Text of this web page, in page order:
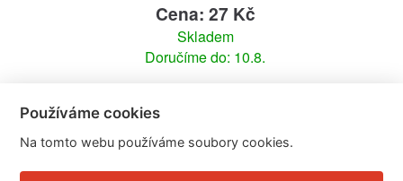
Cena: 27 Kč
Skladem
Doručíme do: 10.8.
Používáme cookies
Na tomto webu používáme soubory cookies.